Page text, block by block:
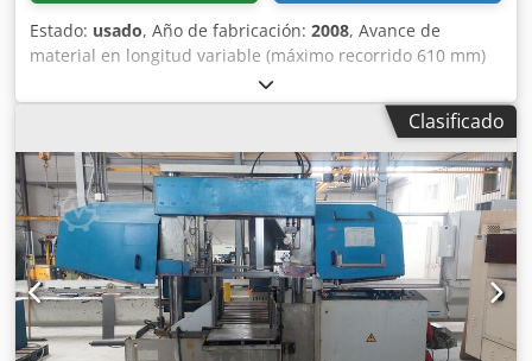
Estado: usado, Año de fabricación: 2008, Avance de
material en longitud variable (máximo recorrido 610 mm)
Diámetro de corte: redondo 510 mm, plano 500 x 500 mm
Velocidad de corte regulable mediante control: 25 - 235
m/min Transportador de virutas Manuales de operación,
esquemas eléctricos y listas de repuestos disponibles Sólo
unas 5.000 horas de corte Dkedpfxovxqtaj Amfsr Más datos
técnicos en la foto o bajo consulta Peso de la máquina:
aprox. 3 t Muy buen estado
Clasificado